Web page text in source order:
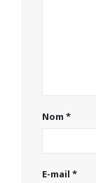
Nom *
E-mail *